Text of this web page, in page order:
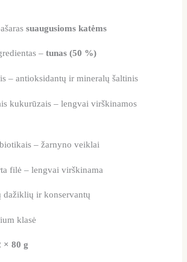
suaugusioms katėms
–tunas (50 %)
– antioksidantų ir mineralų šaltinis
kukurūzais – lengvai virškinamos
– žarnyno veiklai
filė – lengvai virškinama
dažiklių ir konservantų
klasė
× 80 g